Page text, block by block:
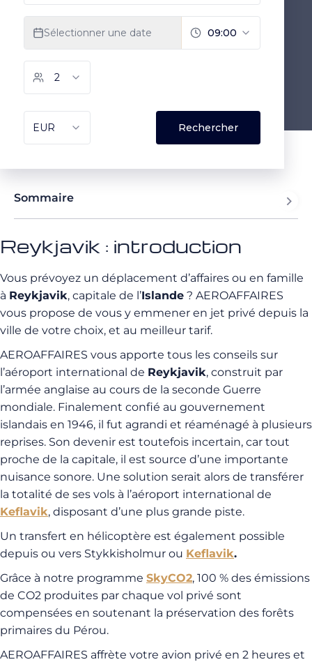
Sommaire
Reykjavik : introduction
Vous prévoyez un déplacement d’affaires ou en famille
à Reykjavik, capitale de l’Islande ? AEROAFFAIRES
vous propose de vous y emmener en jet privé depuis la
ville de votre choix, et au meilleur tarif.
AEROAFFAIRES vous apporte tous les conseils sur
l’aéroport international de Reykjavik, construit par
l’armée anglaise au cours de la seconde Guerre
mondiale. Finalement confié au gouvernement
islandais en 1946, il fut agrandi et réaménagé à plusieurs
reprises. Son devenir est toutefois incertain, car tout
proche de la capitale, il est source d’une importante
nuisance sonore. Une solution serait alors de transférer
la totalité de ses vols à l’aéroport international de
Keflavik, disposant d’une plus grande piste.
Un transfert en hélicoptère est également possible
depuis ou vers Stykkisholmur ou Keflavik.
Grâce à notre programme SkyCO2, 100 % des émissions
de CO2 produites par chaque vol privé sont
compensées en soutenant la préservation des forêts
primaires du Pérou.
AEROAFFAIRES affrète votre avion privé en 2 heures et